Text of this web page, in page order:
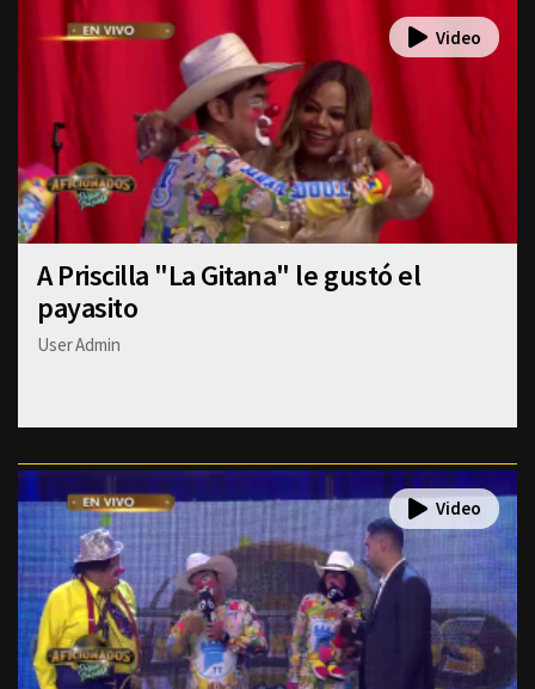
A Priscilla "La Gitana" le gustó el
payasito
User Admin